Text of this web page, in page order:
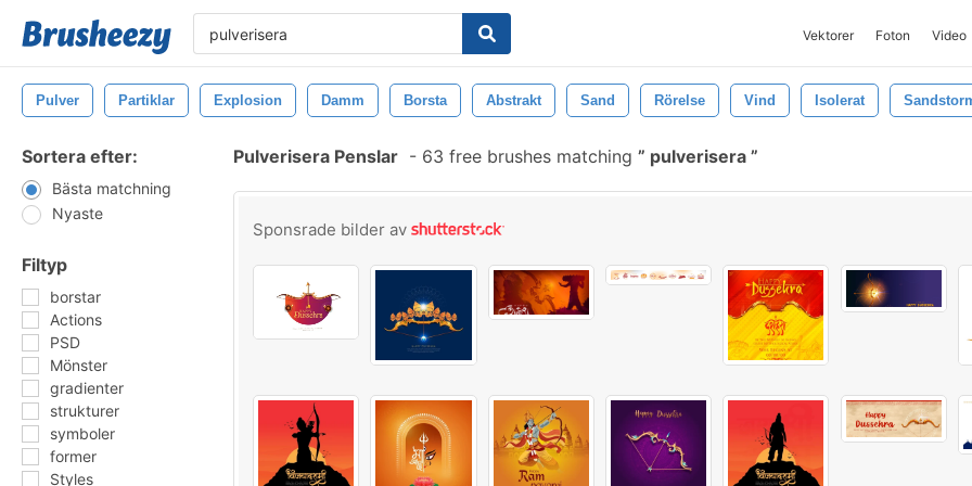
Vektorer Foton Video
Pulver Partiklar Explosion Damm Borsta Abstrakt Sand Rörelse Vind Isolerat
Sortera efter:
Bästa matchning
Nyaste
Filtyp
borstar
Actions
PSD
Mönster
gradienter
strukturer
symboler
former
Styles
Pulverisera Penslar - 63 free brushes matching pulverisera
Sponsrade bilder av